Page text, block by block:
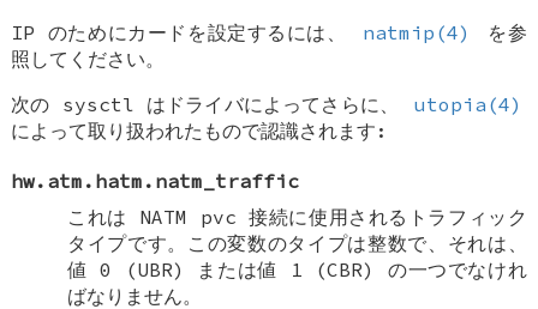
IP のためにカードを設定するには、
natmip(4)
を参
照してください。
次の sysctl はドライバによってさらに、
utopia(4)
によって取り扱われたもので認識されます:
hw.atm.hatm.natm_traffic
これは NATM pvc 接続に使用されるトラフィック
タイプです。この変数のタイプは整数で、それは、
値 0 (UBR) または値 1 (CBR) の一つでなけれ
ばなりません。